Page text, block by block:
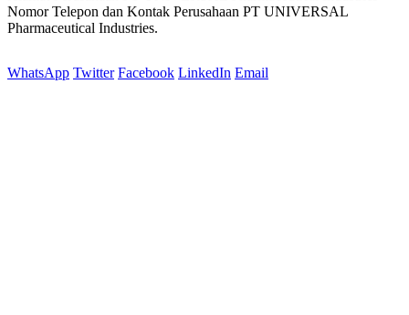
Nomor Telepon dan Kontak Perusahaan PT UNIVERSAL
Pharmaceutical Industries.
WhatsApp Twitter Facebook LinkedIn Email